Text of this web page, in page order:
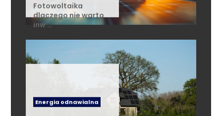
Fotowoltaika
dlaczego nie warto
inw …
Energia odnawialna